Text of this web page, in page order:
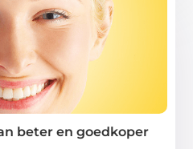
beter en goedkoper